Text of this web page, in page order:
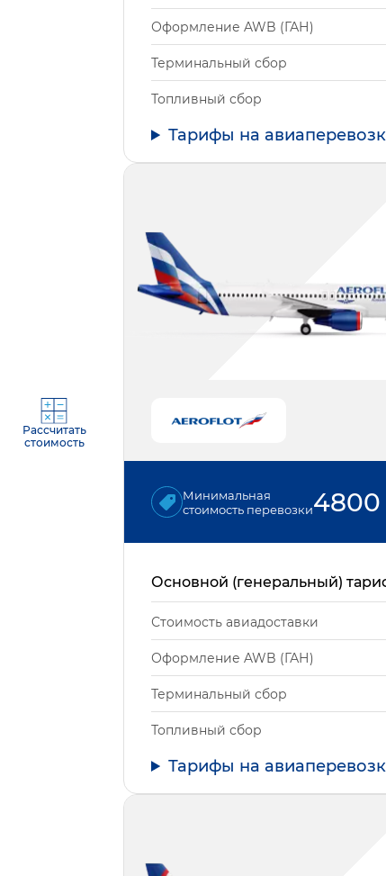
Рассчитать
стоимость
Оформление AWB (ГАН)
Терминальный сбор
Топливный сбор
Тарифы на
Минимальная
стоимость перевозки4800
Основной (генеральный)
Стоимость авиадоставки
Оформление AWB (ГАН)
Терминальный сбор
Топливный сбор
Тарифы на